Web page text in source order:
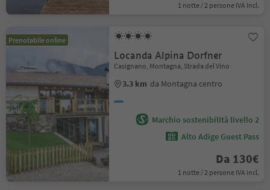
1 notte / 2 persone IVA incl.
Prenotabile online
Locanda Alpina Dorfner
Casignano, Montagna, Strada del Vino
3.3 km da Montagna centro
Marchio sostenibilità livello 2
Alto Adige Guest Pass
Da 130€
1 notte / 2 persone IVA incl.